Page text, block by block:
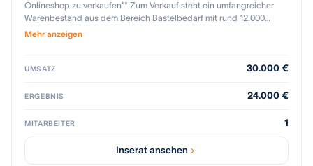
Onlineshop zu verkaufen** Zum Verkauf steht ein umfangreicher
Warenbestand aus dem Bereich Bastelbedarf mit rund 12.000
Artikelpositionen. Der Bestand wurde über nahezu 20 Jahre
auf einen vorhandenen Warenbestand zuzugreifen und ohne lange
einzusteigen. Neben dem Lagerbestand steht ein seit fast 20
verfügt über einen gewachsenen Kundenstamm mit mehreren
Lieferantenkontakte. Dadurch kann das bestehende Geschäft auf
Wunsch nahtlos weitergeführt oder in vorhandene
Mehr anzeigen
UMSATZ 30.000 €
ERGEBNIS 24.000 €
MITARBEITER 1
Inserat ansehen